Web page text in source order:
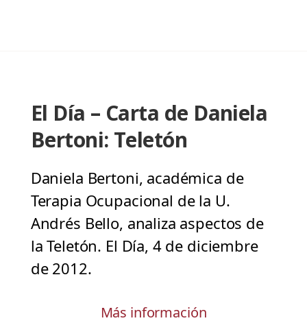
El Día – Carta de Daniela
Bertoni: Teletón
Daniela Bertoni, académica de
Terapia Ocupacional de la U.
Andrés Bello, analiza aspectos de
la Teletón. El Día, 4 de diciembre
de 2012.
Más información